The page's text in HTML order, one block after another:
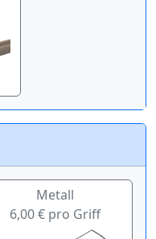
Metall
6,00 € pro Griff